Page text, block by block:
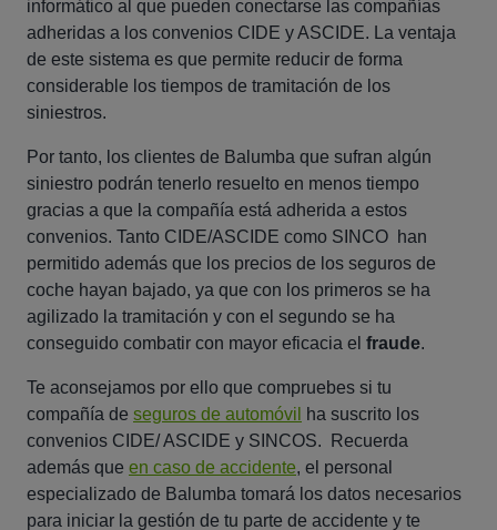
informático al que pueden conectarse las compañías
adheridas a los convenios CIDE y ASCIDE. La ventaja
de este sistema es que permite reducir de forma
considerable los tiempos de tramitación de los
siniestros.
Por tanto, los clientes de Balumba que sufran algún
siniestro podrán tenerlo resuelto en menos tiempo
gracias a que la compañía está adherida a estos
convenios. Tanto CIDE/ASCIDE como SINCO han
permitido además que los precios de los seguros de
coche hayan bajado, ya que con los primeros se ha
agilizado la tramitación y con el segundo se ha
conseguido combatir con mayor eficacia el fraude.
Te aconsejamos por ello que compruebes si tu
compañía de seguros de automóvil
ha suscrito los
convenios CIDE/ ASCIDE y SINCOS. Recuerda
además que en caso de accidente, el personal
especializado de Balumba tomará los datos necesarios
para iniciar la gestión de tu parte de accidente y te